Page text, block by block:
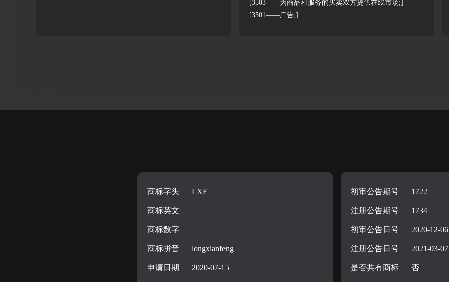
[3503——为商品和服务的买卖双方提供在线市场;]
[3501——广告;]
商标字头 LXF
商标英文
商标数字
商标拼音 longxianfeng
申请日期 2020-07-15
初审公告期号 1722
注册公告期号 1734
初审公告日号 2020-12-06
注册公告日号 2021-03-07
是否共有商标 否